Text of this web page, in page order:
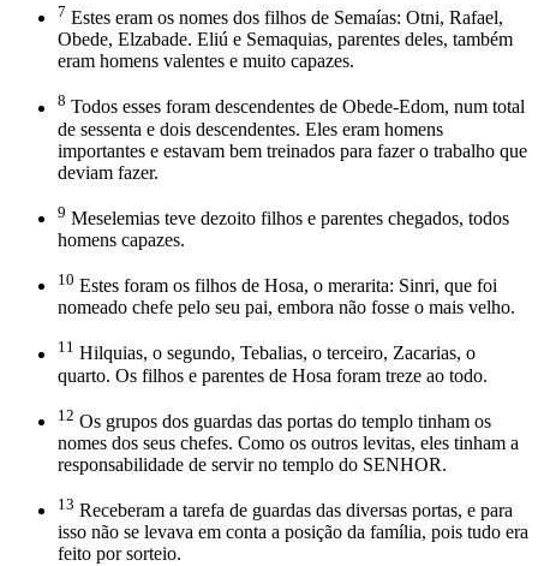
7 Estes eram os nomes dos filhos de Semaías: Otni, Rafael,
Obede, Elzabade. Eliú e Semaquias, parentes deles, também
eram homens valentes e muito capazes.
8 Todos esses foram descendentes de Obede-Edom, num total
de sessenta e dois descendentes. Eles eram homens
importantes e estavam bem treinados para fazer o trabalho que
deviam fazer.
9 Meselemias teve dezoito filhos e parentes chegados, todos
homens capazes.
10 Estes foram os filhos de Hosa, o merarita: Sinri, que foi
nomeado chefe pelo seu pai, embora não fosse o mais velho.
11 Hilquias, o segundo, Tebalias, o terceiro, Zacarias, o
quarto. Os filhos e parentes de Hosa foram treze ao todo.
12 Os grupos dos guardas das portas do templo tinham os
nomes dos seus chefes. Como os outros levitas, eles tinham a
responsabilidade de servir no templo do SENHOR.
13 Receberam a tarefa de guardas das diversas portas, e para
isso não se levava em conta a posição da família, pois tudo era
feito por sorteio.